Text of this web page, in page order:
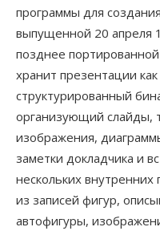
программы для
выпущенной 20 апреля
позднее
хранит презентации
структурированный
организующий слайды,
изображения,
заметки докладчика и
нескольких внутренних
из записей фигур,
автофигуры,